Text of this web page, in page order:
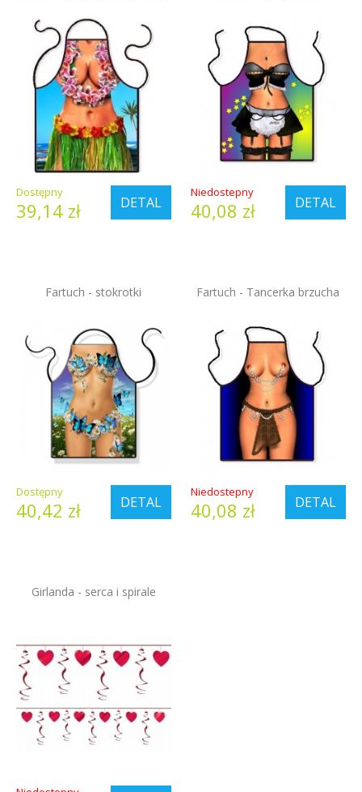
DETAL
Dostępny
39,14 zł DETAL
Niedostepny
40,08 zł
Fartuch - stokrotki
DETAL
Dostępny
40,42 zł
Fartuch - Tancerka brzucha
DETAL
Niedostepny
40,08 zł
Girlanda - serca i spirale